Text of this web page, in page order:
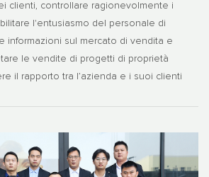
clienti, controllare ragionevolmente i
l'entusiasmo del personale di
informazioni sul mercato di vendita e
le vendite di progetti di proprietà
il rapporto tra l’azienda e i suoi clienti